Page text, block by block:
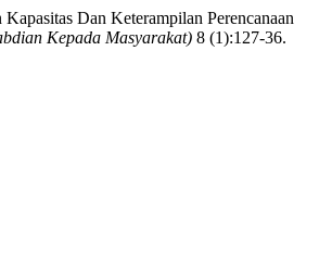
Dan Keterampilan Perencanaan
Kepada Masyarakat) 8 (1):127-36.